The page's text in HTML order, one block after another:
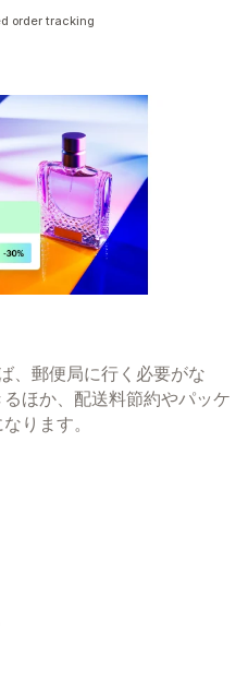
order tracking
、郵便局に行く必要がな
ほか、配送料節約やパッケ
ります。